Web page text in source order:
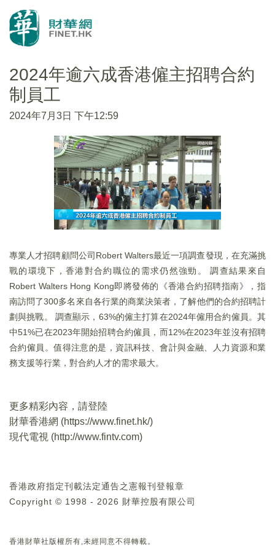
2024年逾六成香港僱主招聘合約
制員工
2024年7月3日 下午12:59
專業人才招聘顧問公司Robert Walters最近一項調查發現，在充滿挑
戰的環境下，香港對合約職位的需求仍然強勁。 調查結果來自
Robert Walters Hong Kong即將發佈的《香港合約招聘指南》，指
南訪問了300多名來自各行業的商業決策者，了解他們的合約招聘計
劃與挑戰。 調查顯示，63%的僱主打算在2024年僱用合約僱員。其
中51%已在2023年開始招聘合約僱員，而12%在2023年並沒有招聘
合約僱員。值得注意的是，資訊科技、會計與金融、人力資源和業
務支援等行業，對合約人才的需求最大。
更多精彩內容，請登陸
財華香港網 (https://www.finet.hk/)
現代電視 (http://www.fintv.com)
香港政府指定刊載法定通告之憲報刊登報章
Copyright © 1998 - 2026 財華控股有限公司
香港財華社版權所有,未經同意不得轉載。